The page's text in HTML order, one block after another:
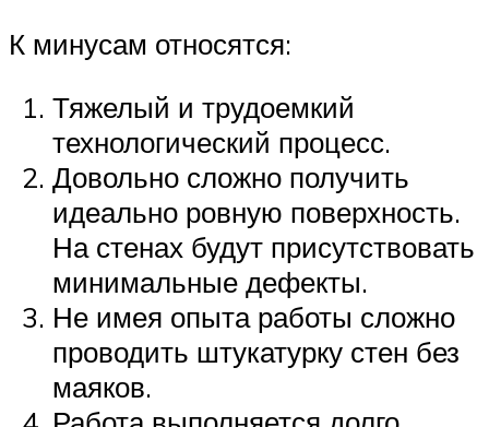
К минусам относятся:
Тяжелый и трудоемкий
технологический процесс.
Довольно сложно получить
идеально ровную поверхность.
На стенах будут присутствовать
минимальные дефекты.
Не имея опыта работы сложно
проводить штукатурку стен без
маяков.